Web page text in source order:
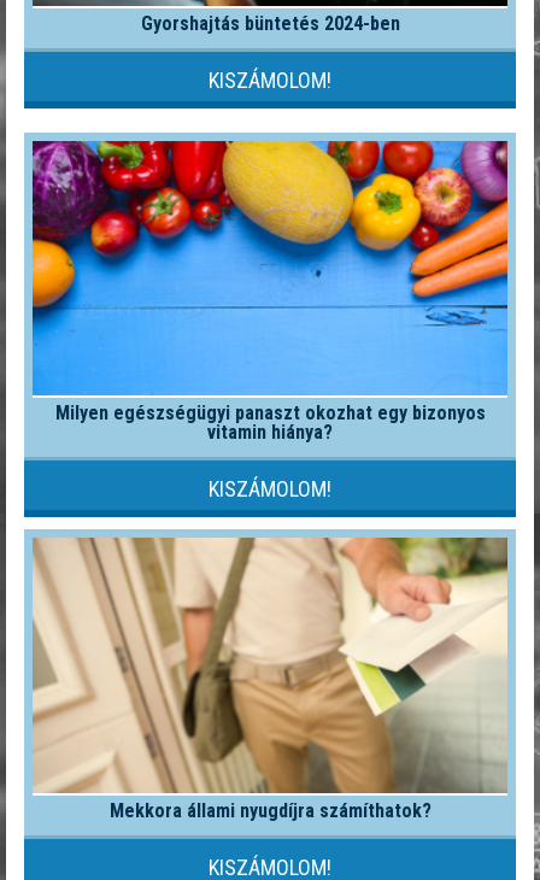
Gyorshajtás büntetés 2024-ben
KISZÁMOLOM!
Milyen egészségügyi panaszt okozhat egy bizonyos
vitamin hiánya?
KISZÁMOLOM!
Mekkora állami nyugdíjra számíthatok?
KISZÁMOLOM!